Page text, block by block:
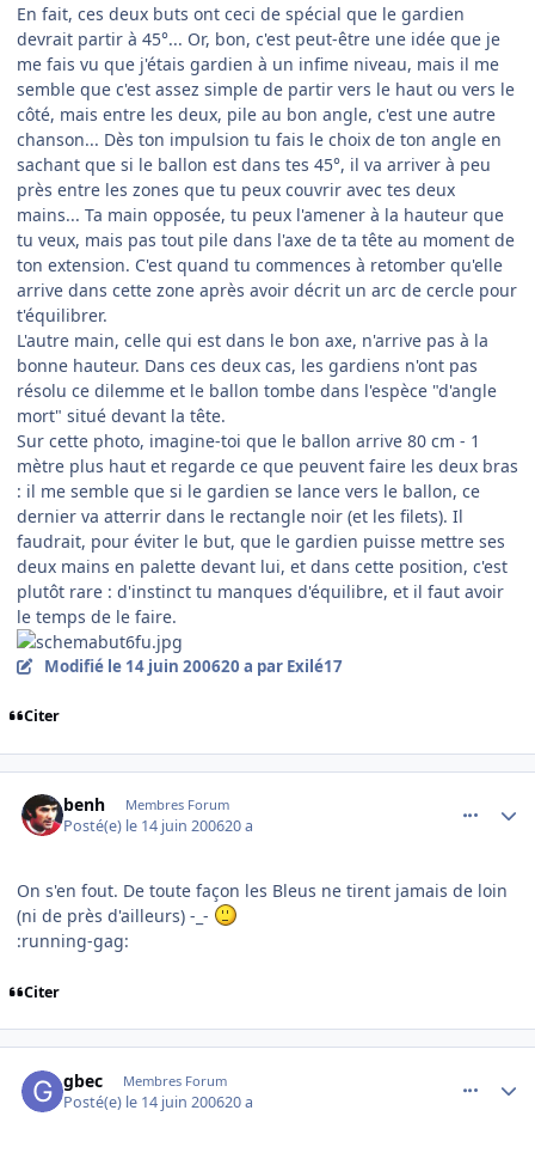
En fait, ces deux buts ont ceci de spécial que le gardien
devrait partir à 45°... Or, bon, c'est peut-être une idée que je
me fais vu que j'étais gardien à un infime niveau, mais il me
semble que c'est assez simple de partir vers le haut ou vers le
côté, mais entre les deux, pile au bon angle, c'est une autre
chanson... Dès ton impulsion tu fais le choix de ton angle en
sachant que si le ballon est dans tes 45°, il va arriver à peu
près entre les zones que tu peux couvrir avec tes deux
mains... Ta main opposée, tu peux l'amener à la hauteur que
tu veux, mais pas tout pile dans l'axe de ta tête au moment de
ton extension. C'est quand tu commences à retomber qu'elle
arrive dans cette zone après avoir décrit un arc de cercle pour
t'équilibrer.
L'autre main, celle qui est dans le bon axe, n'arrive pas à la
bonne hauteur. Dans ces deux cas, les gardiens n'ont pas
résolu ce dilemme et le ballon tombe dans l'espèce "d'angle
mort" situé devant la tête.
Sur cette photo, imagine-toi que le ballon arrive 80 cm - 1
mètre plus haut et regarde ce que peuvent faire les deux bras
: il me semble que si le gardien se lance vers le ballon, ce
dernier va atterrir dans le rectangle noir (et les filets). Il
faudrait, pour éviter le but, que le gardien puisse mettre ses
deux mains en palette devant lui, et dans cette position, c'est
plutôt rare : d'instinct tu manques d'équilibre, et il faut avoir
le temps de le faire.
Modifié le 14 juin 200620 a par Exilé17
Citer
benh Membres Forum
Posté(e) le 14 juin 200620 a
On s'en fout. De toute façon les Bleus ne tirent jamais de loin
(ni de près d'ailleurs) -_-
:running-gag:
Citer
gbec Membres Forum
Posté(e) le 14 juin 200620 a